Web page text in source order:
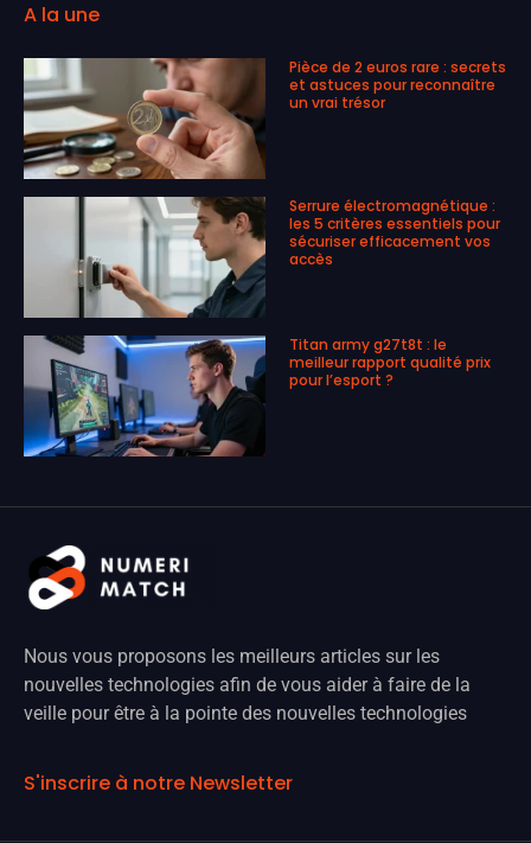
A la une
Pièce de 2 euros rare : secrets
et astuces pour reconnaître
un vrai trésor
Serrure électromagnétique :
les 5 critères essentiels pour
sécuriser efficacement vos
accès
Titan army g27t8t : le
meilleur rapport qualité prix
pour l’esport ?
Nous vous proposons les meilleurs articles sur les
nouvelles technologies afin de vous aider à faire de la
veille pour être à la pointe des nouvelles technologies
S'inscrire à notre Newsletter